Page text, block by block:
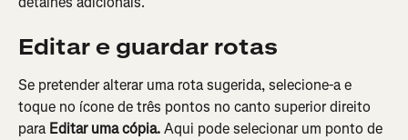
Editar e guardar rotas
Se pretender alterar uma rota sugerida, selecione-a e
toque no ícone de três pontos no canto superior direito
para Editar uma cópia. Aqui pode selecionar um ponto de